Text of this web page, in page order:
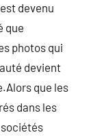
devenu
que
photos qui
devient
que les
dans les